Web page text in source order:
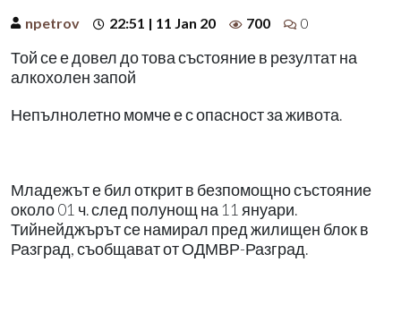
npetrov 22:51 | 11 Jan 20 700 0
Той се е довел до това състояние в резултат на
алкохолен запой
Непълнолетно момче е с опасност за живота.
Младежът е бил открит в безпомощно състояние
около 01 ч. след полунощ на 11 януари.
Тийнейджърът се намирал пред жилищен блок в
Разград, съобщават от ОДМВР-Разград.